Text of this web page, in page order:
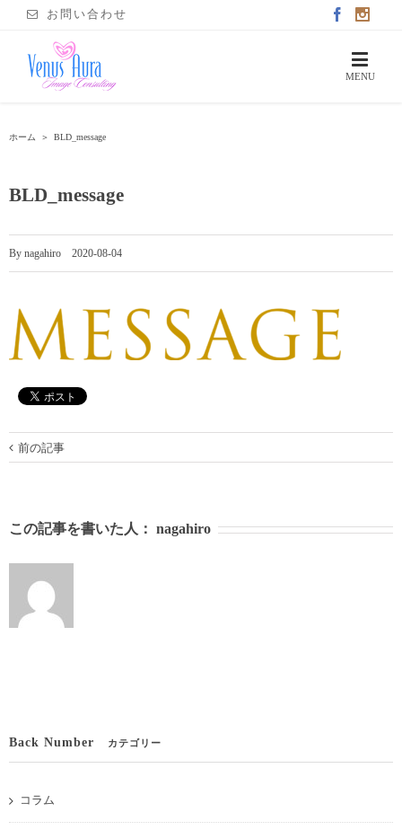
お問い合わせ
ホーム ＞ BLD_message
BLD_message
By nagahiro 2020-08-04
前の記事
この記事を書いた人： nagahiro
Back Number カテゴリー
コラム